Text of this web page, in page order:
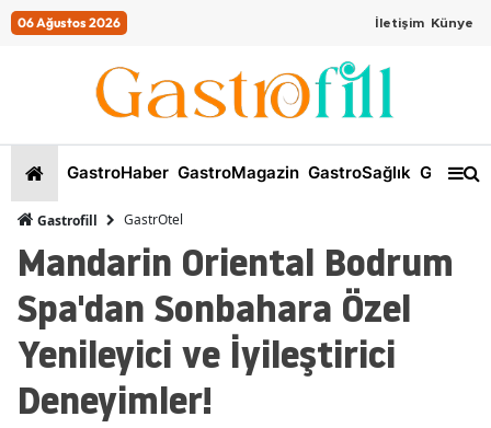
06 Ağustos 2026 İletişim Künye
GastroHaber GastroMagazin GastroSağlık
Gastrofill GastrOtel
Mandarin Oriental Bodrum
Spa'dan Sonbahara Özel
Yenileyici ve İyileştirici
Deneyimler!